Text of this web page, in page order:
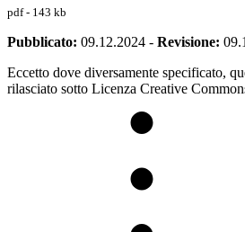
pdf - 143 kb
Pubblicato: 09.12.2024 - Revisione:
Eccetto dove diversamente specificato,
rilasciato sotto Licenza Creative